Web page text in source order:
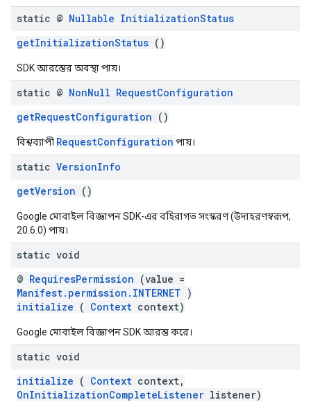
static @ Nullable InitializationStatus
getInitializationStatus ()
SDK আরম্ভের অবস্থা পায়।
static @ NonNull RequestConfiguration
getRequestConfiguration ()
বিশ্বব্যাপী RequestConfiguration পায়।
static VersionInfo
getVersion ()
Google মোবাইল বিজ্ঞাপন SDK-এর বহিরাগত সংস্করণ (উদাহরণস্বরূপ,
20.6.0) পায়।
static void
@ RequiresPermission (value =
Manifest.permission.INTERNET )
initialize ( Context context)
Google মোবাইল বিজ্ঞাপন SDK আরম্ভ করে।
static void
initialize ( Context context,
OnInitializationCompleteListener listener)